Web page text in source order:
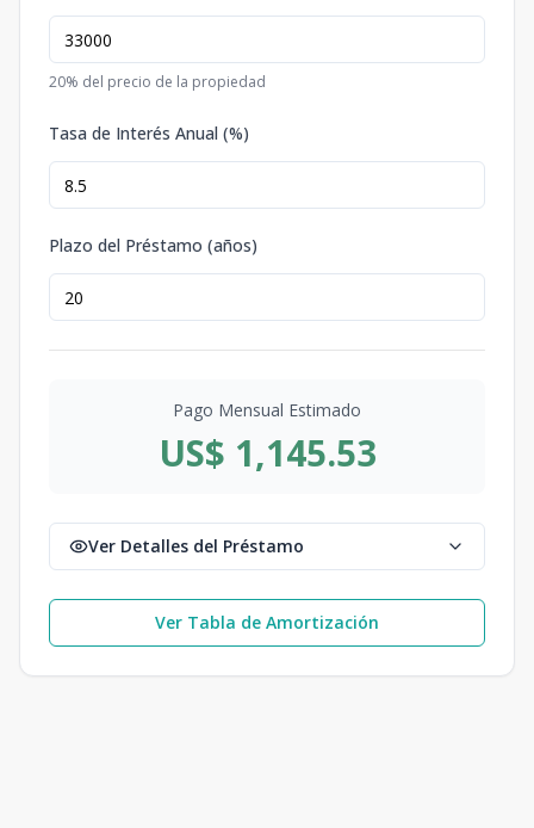
20% del precio de la propiedad
Tasa de Interés Anual (%)
Plazo del Préstamo (años)
Pago Mensual Estimado
US$ 1,145.53
Ver Detalles del Préstamo
Ver Tabla de Amortización